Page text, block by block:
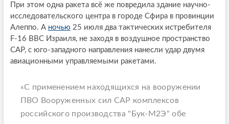
При этом одна ракета всё же повредила здание научно-
исследовательского центра в городе Сфира в провинции
Алеппо. А ночью 25 июля два тактических истребителя
F-16 ВВС Израиля, не заходя в воздушное пространство
САР, с юго-западного направления нанесли удар двумя
авиационными управляемыми ракетами.
«С применением находящихся на вооружении
ПВО Вооруженных сил САР комплексов
российского производства "Бук-М2Э" обе